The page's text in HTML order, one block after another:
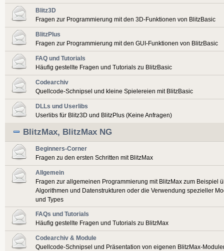
Blitz3D
Fragen zur Programmierung mit den 3D-Funktionen von BlitzBasic
BlitzPlus
Fragen zur Programmierung mit den GUI-Funktionen von BlitzBasic
FAQ und Tutorials
Häufig gestellte Fragen und Tutorials zu BlitzBasic
Codearchiv
Quellcode-Schnipsel und kleine Spielereien mit BlitzBasic
DLLs und Userlibs
Userlibs für Blitz3D und BlitzPlus (Keine Anfragen)
BlitzMax, BlitzMax NG
Beginners-Corner
Fragen zu den ersten Schritten mit BlitzMax
Allgemein
Fragen zur allgemeinen Programmierung mit BlitzMax zum Beispiel
Algorithmen und Datenstrukturen oder die Verwendung spezieller
und Types
FAQs und Tutorials
Häufig gestellte Fragen und Tutorials zu BlitzMax
Codearchiv & Module
Quellcode-Schnipsel und Präsentation von eigenen BlitzMax-